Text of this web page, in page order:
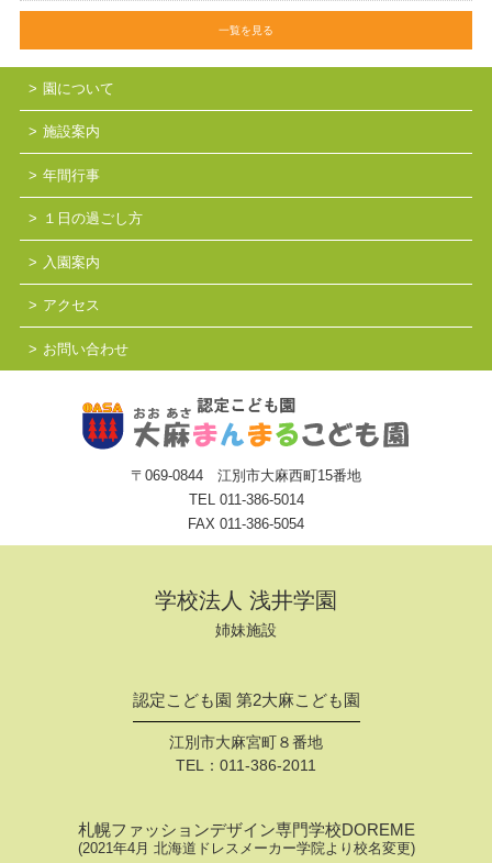
一覧を見る
園について
施設案内
年間行事
１日の過ごし方
入園案内
アクセス
お問い合わせ
〒069-0844 江別市大麻西町15番地
TEL 011-386-5014
FAX 011-386-5054
学校法人 浅井学園
姉妹施設
認定こども園 第2大麻こども園
江別市大麻宮町８番地
TEL： 011-386-2011
札幌ファッションデザイン専門学校DOREME
(2021年4月 北海道ドレスメーカー学院より校名変更)